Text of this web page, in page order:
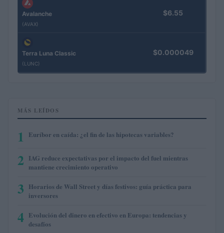
Avalanche
(AVAX)
$6.55
Terra Luna Classic
(LUNC)
$0.000049
MÁS LEÍDOS
1 Euríbor en caída: ¿el fin de las hipotecas variables?
2 IAG reduce expectativas por el impacto del fuel mientras
mantiene crecimiento operativo
3 Horarios de Wall Street y días festivos: guía práctica para
inversores
4 Evolución del dinero en efectivo en Europa: tendencias y
desafíos